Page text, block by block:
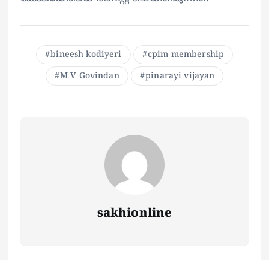
bineesh kodiyeri cpim membership
M V Govindan pinarayi vijayan
sakhionline